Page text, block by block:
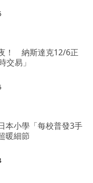
！ 納斯達克12/6正
交易」
本小學「每校普發3手
暖細節